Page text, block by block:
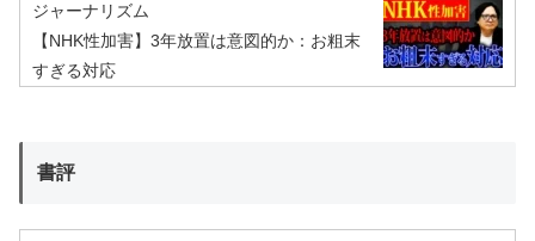
ジャーナリズム
【NHK性加害】3年放置は意図的か：お粗末
すぎる対応
書評